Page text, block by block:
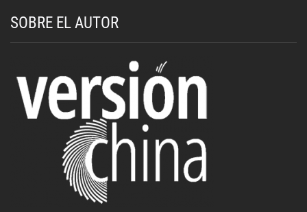
SOBRE EL AUTOR